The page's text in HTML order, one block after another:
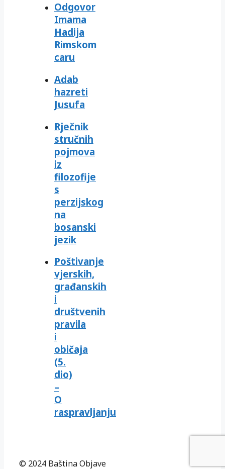
Odgovor
Imama
Hadija
Rimskom
caru
Adab
hazreti
Jusufa
Rječnik
stručnih
pojmova
iz
filozofije
s
perzijskog
na
bosanski
jezik
Poštivanje
vjerskih,
građanskih
i
društvenih
pravila
i
običaja
(5.
dio)
–
O
raspravljanju
© 2024 Baština Objave